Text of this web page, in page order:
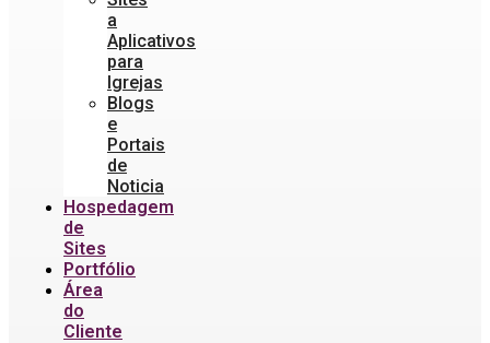
a
Aplicativos
para
Igrejas
Blogs
e
Portais
de
Noticia
Hospedagem
de
Sites
Portfólio
Área
do
Cliente